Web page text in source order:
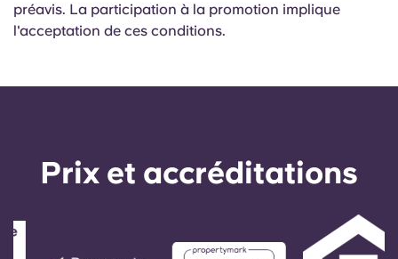
préavis. La participation à la promotion implique
l'acceptation de ces conditions.
Prix ​​et accréditations